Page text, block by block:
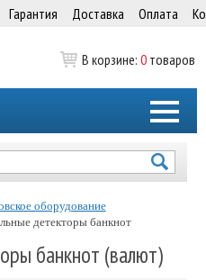
Гарантия Доставка Оплата
В корзине: 0 товаров
оборудование
детекторы банкнот
банкнот (валют)